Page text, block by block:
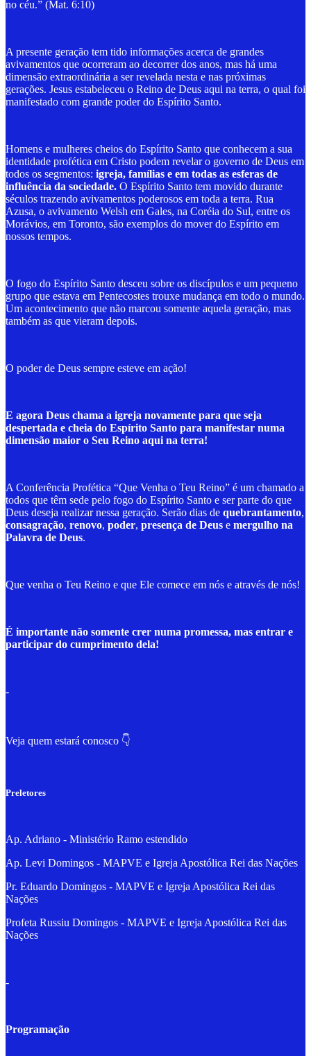
no céu.” (Mat. 6:10)
A presente geração tem tido informações acerca de grandes
avivamentos que ocorreram ao decorrer dos anos, mas há uma
dimensão extraordinária a ser revelada nesta e nas próximas
gerações. Jesus estabeleceu o Reino de Deus aqui na terra, o qual foi
manifestado com grande poder do Espírito Santo.
Homens e mulheres cheios do Espírito Santo que conhecem a sua
identidade profética em Cristo podem revelar o governo de Deus em
todos os segmentos: igreja, famílias e em todas as esferas de
influência da sociedade. O Espírito Santo tem movido durante
séculos trazendo avivamentos poderosos em toda a terra. Rua
Azusa, o avivamento Welsh em Gales, na Coréia do Sul, entre os
Morávios, em Toronto, são exemplos do mover do Espírito em
nossos tempos.
O fogo do Espírito Santo desceu sobre os discípulos e um pequeno
grupo que estava em Pentecostes trouxe mudança em todo o mundo.
Um acontecimento que não marcou somente aquela geração, mas
também as que vieram depois.
O poder de Deus sempre esteve em ação!
E agora Deus chama a igreja novamente para que seja
despertada e cheia do Espírito Santo para manifestar numa
dimensão maior o Seu Reino aqui na terra!
A Conferência Profética “Que Venha o Teu Reino” é um chamado a
todos que têm sede pelo fogo do Espírito Santo e ser parte do que
Deus deseja realizar nessa geração. Serão dias de quebrantamento,
consagração, renovo, poder, presença de Deus e mergulho na
Palavra de Deus.
Que venha o Teu Reino e que Ele comece em nós e através de nós!
É importante não somente crer numa promessa, mas entrar e
participar do cumprimento dela!
-
Veja quem estará conosco 👇
Preletores
Ap. Adriano - Ministério Ramo estendido
Ap. Levi Domingos - MAPVE e Igreja Apostólica Rei das Nações
Pr. Eduardo Domingos - MAPVE e Igreja Apostólica Rei das
Nações
Profeta Russiu Domingos - MAPVE e Igreja Apostólica Rei das
Nações
-
Programação